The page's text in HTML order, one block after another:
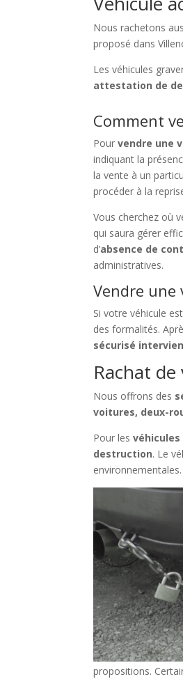
Nous rachetons
proposé dans
Les véhicules
attestation de
Comment
Pourvendre une
indiquant la
la vente à un
procéder à la
Vous cherchez où
qui saura gérer
d’absence de
administratives.
Vendre une
Si votre véhicule
des formalités.
sécurisé
Rachat
Nous offrons des
voitures, deux-
Pour lesvéhicules
destruction. Le
environnementales.
propositions.